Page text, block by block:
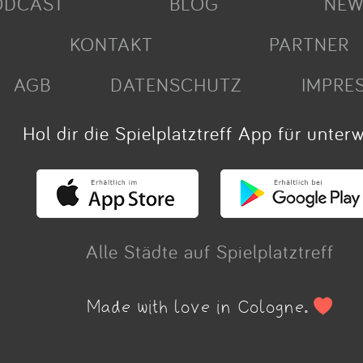
KONTAKT
PARTNER
AGB
DATENSCHUTZ
Hol dir die Spielplatztreff App für
Alle Städte auf Spielplatztreff
Made with love in Cologne.